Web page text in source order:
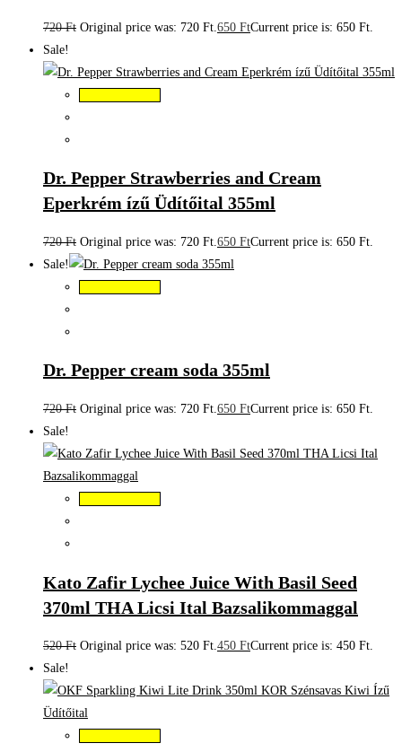
720Ft Original price was: 720 Ft. 650 FtCurrent price is: 650 Ft.
Sale!
Dr. Pepper Strawberries and Cream
Eperkrém ízű Üdítőital 355ml
720Ft Original price was: 720 Ft. 650 FtCurrent price is: 650 Ft.
Sale!
Dr. Pepper cream soda 355ml
720Ft Original price was: 720 Ft.650 FtCurrent price is: 650 Ft.
Sale!
Kato Zafir Lychee Juice With Basil Seed
370ml THA Licsi Ital Bazsalikommaggal
520Ft Original price was: 520 Ft.450 FtCurrent price is: 450 Ft.
Sale!